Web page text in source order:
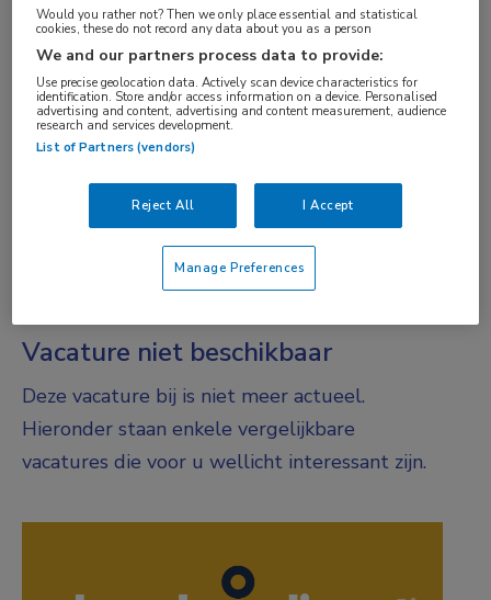
Vaste aanstelling
PLAATSINGSDATUM
19 september 2025
NIVEAU
WO
Niet nader bepaald
Vacature niet beschikbaar
Deze vacature bij is niet meer actueel.
Hieronder staan enkele vergelijkbare
vacatures die voor u wellicht interessant zijn.
Would you rather not? Then we only place essential and statistical
cookies, these do not record any data about you as a person
We and our partners process data to provide:
Use precise geolocation data. Actively scan device characteristics for
identification. Store and/or access information on a device. Personalised
advertising and content, advertising and content measurement, audience
research and services development.
List of Partners (vendors)
Reject All I Accept
Manage Preferences